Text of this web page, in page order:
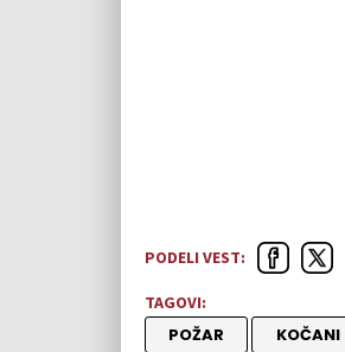
PODELI VEST:
TAGOVI:
POŽAR KOČANI